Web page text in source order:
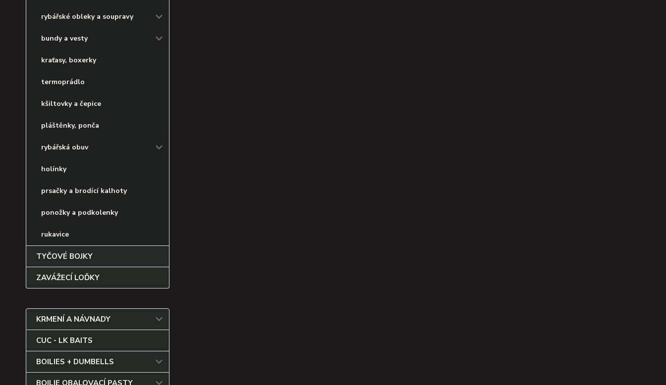
rybářské obleky a soupravy
bundy a vesty
kraťasy, boxerky
termoprádlo
kšiltovky a čepice
pláštěnky, ponča
rybářská obuv
holínky
prsačky a brodící kalhoty
ponožky a podkolenky
rukavice
TYČOVÉ BOJKY
ZAVÁŽECÍ LOĎKY
KRMENÍ A NÁVNADY
CUC - LK BAITS
BOILIES + DUMBELLS
BOILIE OBALOVACÍ PASTY